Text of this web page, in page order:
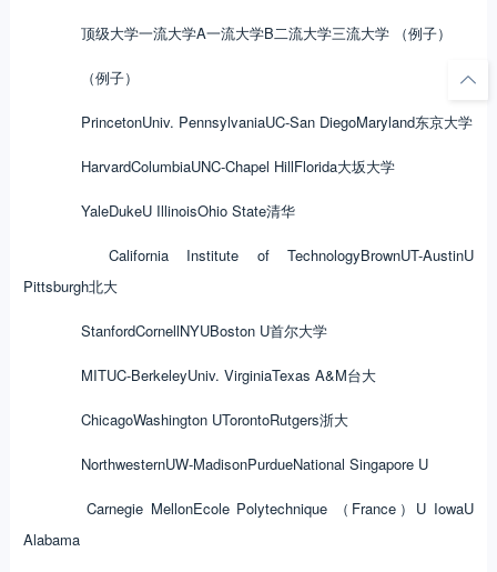
顶级大学一流大学A一流大学B二流大学三流大学 （例子）
（例子）
PrincetonUniv. PennsylvaniaUC-San DiegoMaryland东京大学
HarvardColumbiaUNC-Chapel HillFlorida大坂大学
YaleDukeU IllinoisOhio State清华
California Institute of TechnologyBrownUT-AustinU
Pittsburgh北大
StanfordCornellNYUBoston U首尔大学
MITUC-BerkeleyUniv. VirginiaTexas A&M台大
ChicagoWashington UTorontoRutgers浙大
NorthwesternUW-MadisonPurdueNational Singapore U
Carnegie MellonEcole Polytechnique （France） U IowaU
Alabama